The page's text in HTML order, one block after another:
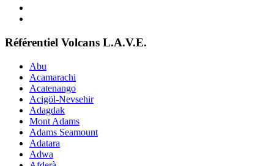
Référentiel Volcans L.A.V.E.
Abu
Acamarachi
Acatenango
Acigöl-Nevsehir
Adagdak
Mont Adams
Adams Seamount
Adatara
Adwa